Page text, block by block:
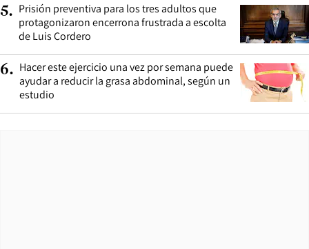
5. Prisión preventiva para los tres adultos que
protagonizaron encerrona frustrada a escolta
de Luis Cordero
6. Hacer este ejercicio una vez por semana puede
ayudar a reducir la grasa abdominal, según un
estudio